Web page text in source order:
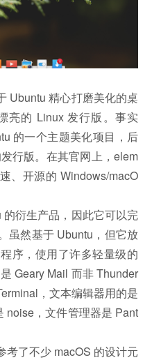
精心打磨美化的桌
亮的 Linux 发行版。事实
的一个主题美化项目，后
行版。在其官网上，elem
、开源的 Windows/macO
衍生产品，因此它可以完
虽然基于 Ubuntu，但它放
序，使用了许多轻量级的
Geary Mail 而非 Thunder
，文本编辑器用的是
noise，文件管理器是 Pant
了不少 macOS 的设计元